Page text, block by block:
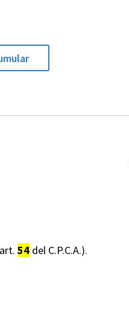
54 del C.P.C.A.).